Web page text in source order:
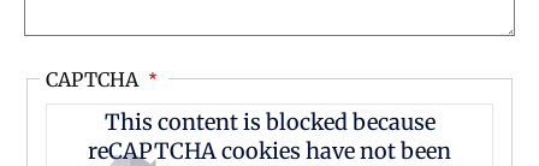
CAPTCHA
This content is blocked because
reCAPTCHA cookies have not been